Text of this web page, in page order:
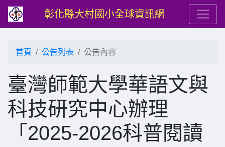
彰化縣大村國小全球資訊網
首頁 公告列表 公告內容
臺灣師範大學華語文與
科技研究中心辦理
「2025-2026科普閱讀